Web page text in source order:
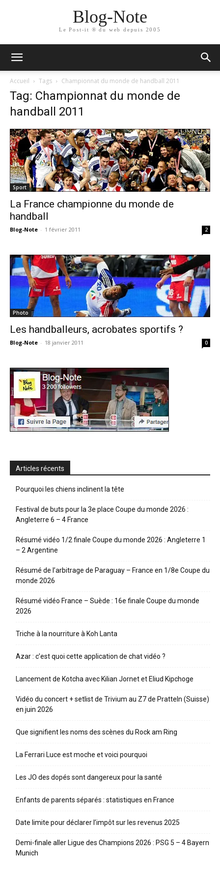
Blog-Note
Le Post-it ® du web depuis 2005
Accueil Tags Championnat du monde de handball 2011
Tag: Championnat du monde de
handball 2011
Sport
La France championne du monde de
handball
Blog-Note - 1 février 2011 2
Photo
Les handballeurs, acrobates sportifs ?
Blog-Note - 18 janvier 2011 0
Articles récents
Pourquoi les chiens inclinent la tête
Festival de buts pour la 3e place Coupe du monde 2026 :
Angleterre 6 – 4 France
Résumé vidéo 1/2 finale Coupe du monde 2026 : Angleterre 1
– 2 Argentine
Résumé de l’arbitrage de Paraguay – France en 1/8e Coupe du
monde 2026
Résumé vidéo France – Suède : 16e finale Coupe du monde
2026
Triche à la nourriture à Koh Lanta
Azar : c’est quoi cette application de chat vidéo ?
Lancement de Kotcha avec Kilian Jornet et Eliud Kipchoge
Vidéo du concert + setlist de Trivium au Z7 de Pratteln (Suisse)
en juin 2026
Que signifient les noms des scènes du Rock am Ring
La Ferrari Luce est moche et voici pourquoi
Les JO des dopés sont dangereux pour la santé
Enfants de parents séparés : statistiques en France
Date limite pour déclarer l’impôt sur les revenus 2025
Demi-finale aller Ligue des Champions 2026 : PSG 5 – 4 Bayern
Munich